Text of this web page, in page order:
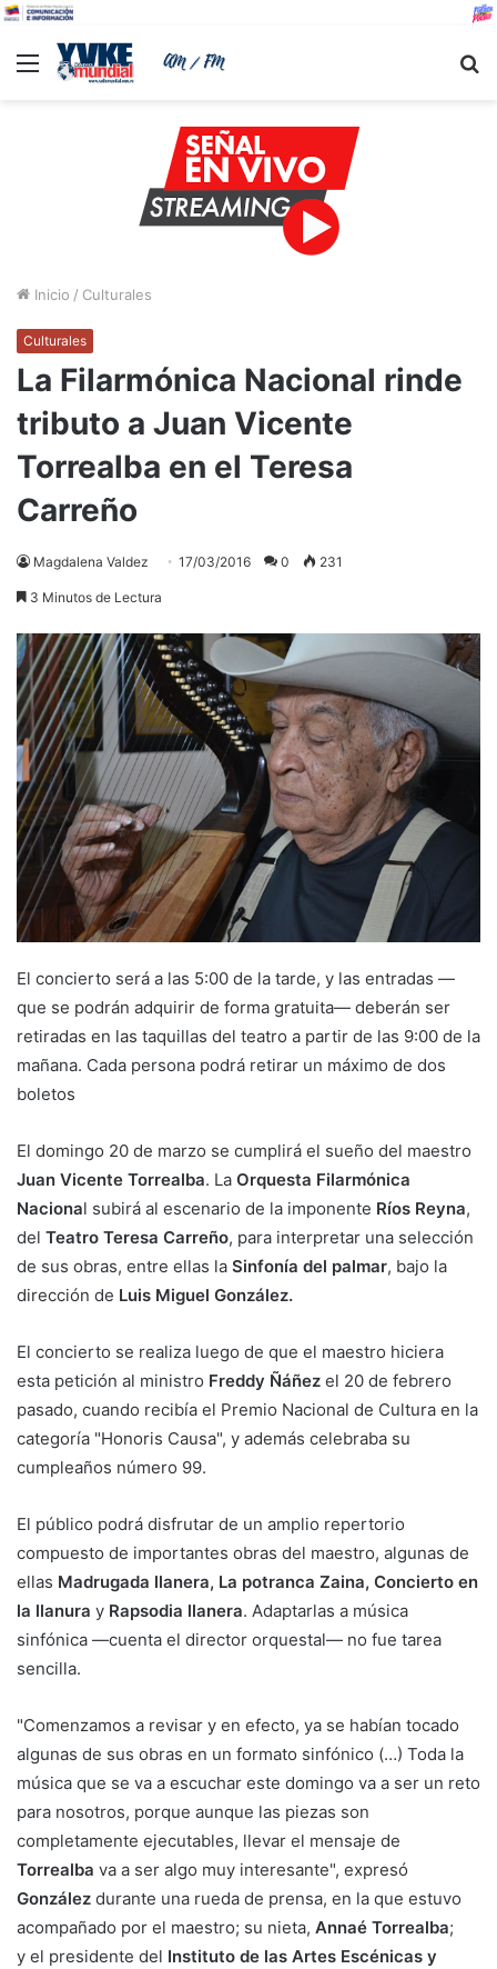
Menu
Inicio / Culturales
Culturales
La Filarmónica Nacional rinde
tributo a Juan Vicente
Torrealba en el Teresa
Carreño
Magdalena Valdez 17/03/2016 0 231
3 Minutos de Lectura
El concierto será a las 5:00 de la tarde, y las entradas —
que se podrán adquirir de forma gratuita— deberán ser
retiradas en las taquillas del teatro a partir de las 9:00 de la
mañana. Cada persona podrá retirar un máximo de dos
boletos
El domingo 20 de marzo se cumplirá el sueño del maestro
Juan Vicente Torrealba. La Orquesta Filarmónica
Nacional subirá al escenario de la imponente Ríos Reyna,
del Teatro Teresa Carreño, para interpretar una selección
de sus obras, entre ellas la Sinfonía del palmar, bajo la
dirección de Luis Miguel González.
El concierto se realiza luego de que el maestro hiciera
esta petición al ministro Freddy Ñáñez el 20 de febrero
pasado, cuando recibía el Premio Nacional de Cultura en la
categoría "Honoris Causa", y además celebraba su
cumpleaños número 99.
El público podrá disfrutar de un amplio repertorio
compuesto de importantes obras del maestro, algunas de
ellas Madrugada llanera, La potranca Zaina, Concierto en
la llanura y Rapsodia llanera. Adaptarlas a música
sinfónica —cuenta el director orquestal— no fue tarea
sencilla.
"Comenzamos a revisar y en efecto, ya se habían tocado
algunas de sus obras en un formato sinfónico (…) Toda la
música que se va a escuchar este domingo va a ser un reto
para nosotros, porque aunque las piezas son
completamente ejecutables, llevar el mensaje de
Torrealba va a ser algo muy interesante", expresó
González durante una rueda de prensa, en la que estuvo
acompañado por el maestro; su nieta, Annaé Torrealba;
y el presidente del Instituto de las Artes Escénicas y